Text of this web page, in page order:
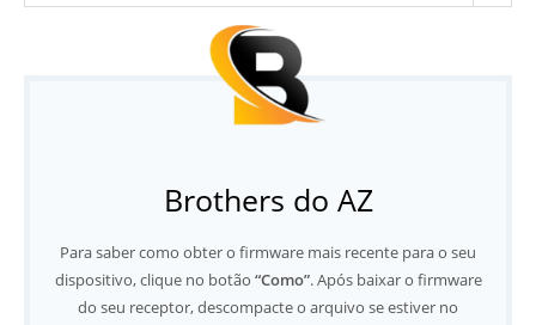
Brothers do AZ
Para saber como obter o firmware mais recente para o seu
dispositivo, clique no botão “Como”. Após baixar o firmware
do seu receptor, descompacte o arquivo se estiver no